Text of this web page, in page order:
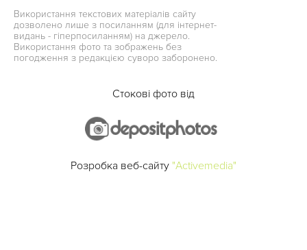
Використання текстових матеріалів сайту
дозволено лише з посиланням (для інтернет-
видань - гіперпосиланням) на джерело.
Використання фото та зображень без
погодження з редакцією суворо заборонено.
Стокові фото від
Розробка веб-сайту "Activemedia"